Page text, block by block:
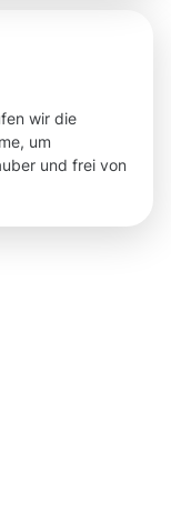
wir die
um
und frei von